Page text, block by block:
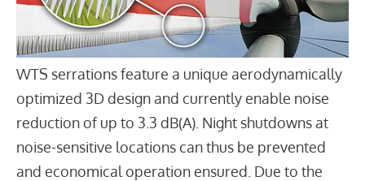
WTS serrations feature a unique aerodynamically
optimized 3D design and currently enable noise
reduction of up to 3.3 dB(A). Night shutdowns at
noise-sensitive locations can thus be prevented
and economical operation ensured. Due to the